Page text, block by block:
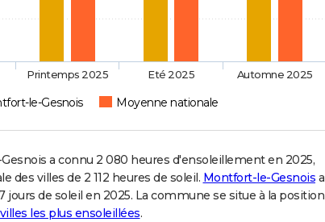
le-Gesnois Moyenne nationale
Printemps 2025 Eté 2025 Automne 2025
a connu 2 080 heures d'ensoleillement en 2025,
des villes de 2 112 heures de soleil. Montfort-le-Gesnois a
jours de soleil en 2025. La commune se situe à la position
villes les plus ensoleillées.